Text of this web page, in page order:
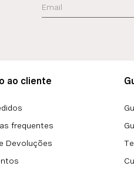
ao cliente
frequentes
Devoluções